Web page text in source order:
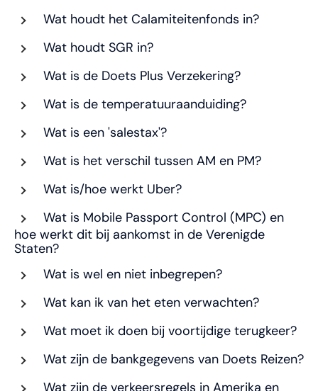
Wat houdt het Calamiteitenfonds in?
Wat houdt SGR in?
Wat is de Doets Plus Verzekering?
Wat is de temperatuuraanduiding?
Wat is een 'salestax'?
Wat is het verschil tussen AM en PM?
Wat is/hoe werkt Uber?
Wat is Mobile Passport Control (MPC) en
hoe werkt dit bij aankomst in de Verenigde
Staten?
Wat is wel en niet inbegrepen?
Wat kan ik van het eten verwachten?
Wat moet ik doen bij voortijdige terugkeer?
Wat zijn de bankgegevens van Doets Reizen?
Wat zijn de verkeersregels in Amerika en